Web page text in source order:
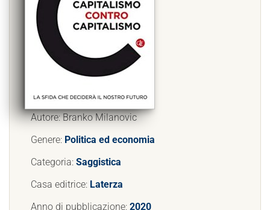
Autore: Branko Milanovic
Genere: Politica ed economia
Categoria: Saggistica
Casa editrice: Laterza
Anno di pubblicazione: 2020